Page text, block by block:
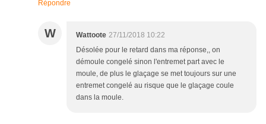
Répondre
W Wattoote 27/11/2018 10:22
Désolée pour le retard dans ma réponse,, on
démoule congelé sinon l'entremet part avec le
moule, de plus le glaçage se met toujours sur une
entremet congelé au risque que le glaçage coule
dans la moule.